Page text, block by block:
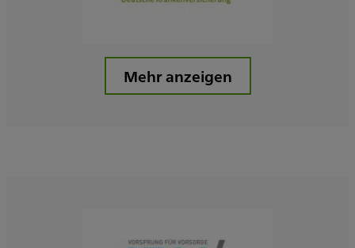
Mehr anzeigen